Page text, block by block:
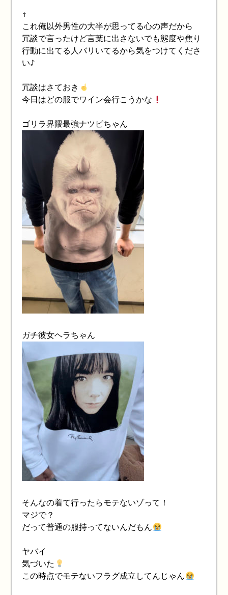
↑
これ俺以外男性の大半が思ってる心の声だから
冗談で言ったけど言葉に出さないでも態度や焦り
行動に出てる人バリいてるから気をつけてくださ
い♪
冗談はさておき
今日はどの服でワイン会行こうかな
ゴリラ界隈最強ナツピちゃん
ガチ彼女ヘラちゃん
そんなの着て行ったらモテないゾって！
マジで？
だって普通の服持ってないんだもん
ヤバイ
気づいた
この時点でモテないフラグ成立してんじゃん